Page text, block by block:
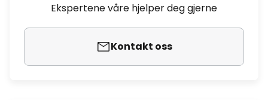
Ekspertene våre hjelper deg gjerne
Kontakt oss